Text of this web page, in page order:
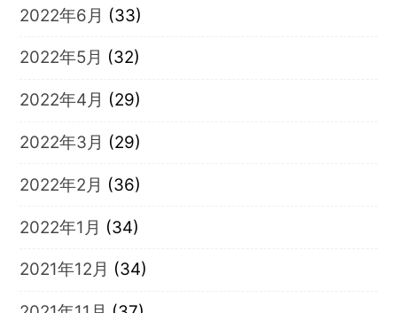
2022年6月 (33)
2022年5月 (32)
2022年4月 (29)
2022年3月 (29)
2022年2月 (36)
2022年1月 (34)
2021年12月 (34)